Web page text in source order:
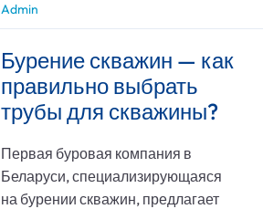
Admin
Бурение скважин — как
правильно выбрать
трубы для скважины?
Первая буровая компания в
Беларуси, специализирующаяся
на бурении скважин, предлагает